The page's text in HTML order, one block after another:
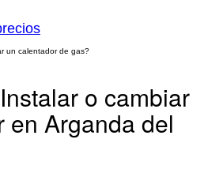
o cambiar
en Arganda del